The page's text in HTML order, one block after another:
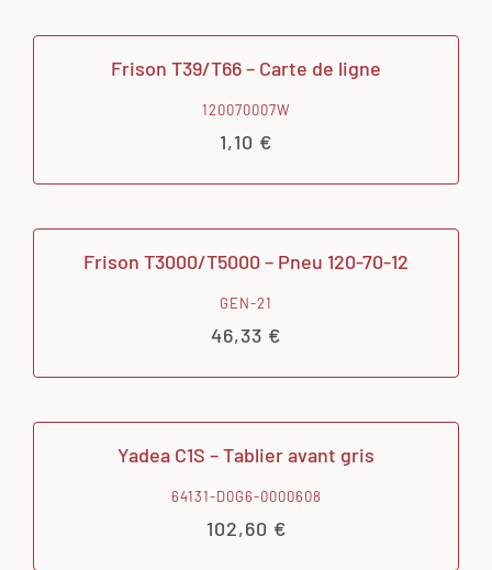
Frison T39/T66 – Carte de ligne
120070007W
1,10 €
Frison T3000/T5000 – Pneu 120-70-12
GEN-21
46,33 €
Yadea C1S – Tablier avant gris
64131-D0G6-0000608
102,60 €